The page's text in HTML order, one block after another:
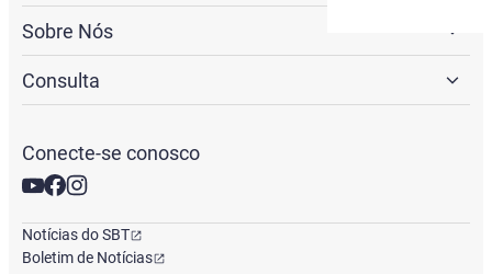
Sobre Nós
Consulta
Conecte-se conosco
Notícias do SBT
Boletim de Notícias